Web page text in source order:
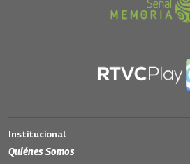
Institucional
Quiénes Somos